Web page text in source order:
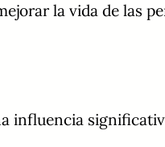
la vida de las
influencia